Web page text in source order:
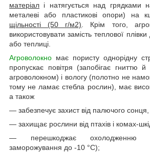
матеріал і натягується над грядками
металеві або пластикові опори) на
щільності (50 г/м2) . Крім того,
використовувати замість теплової
або теплиці.
Агроволокно має пористу однорідну
пропускає повітря (запобігає гниттю й
агроволокном) і вологу (полотно не
тому не ламає стебла рослин), має
а також
— забезпечує захист від палючого
— захищає рослини від птахів і комах-
— перешкоджає охолодженню
заморожування до -10 °C);